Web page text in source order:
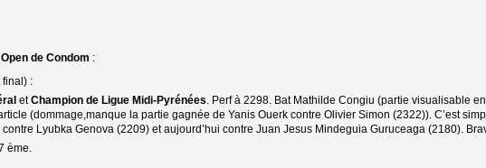
Open de Condom :
final) :
et Champion de Ligue Midi-Pyrénées. Perf à 2298. Bat Mathilde Congiu (partie visualisable
(dommage,manque la partie gagnée de Yanis Ouerk contre Olivier Simon (2322)). C’est
Lyubka Genova (2209) et aujourd’hui contre Juan Jesus Mindeguia Guruceaga (2180).
ème.